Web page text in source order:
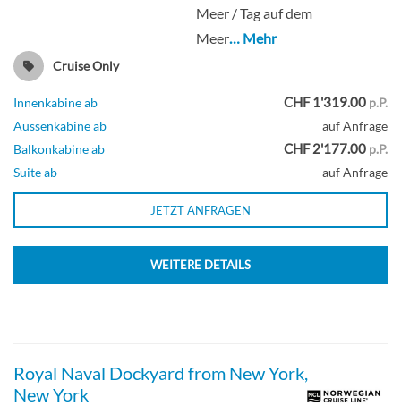
Deck 09
Balkonkabine
The Haven Premier Owner’s Suite mit
großem Balkon-[H2]
Meer / Tag auf dem
Meer… Mehr
Cruise Only
Innenkabine ab CHF 1'319.00 p.P.
Aussenkabine ab
auf Anfrage
Balkonkabine ab
CHF 2'177.00 p.P.
Suite ab
auf Anfrage
JETZT ANFRAGEN
WEITERE DETAILS
Royal Naval Dockyard from New York,
New York